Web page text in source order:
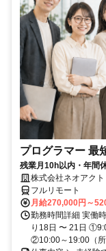
プログラマー 最
残業月10h以内・年間
株式会社ネオアクト
フルリモート
月給270,000円～
勤務時間詳細 実働
り18日 〜 21日
②10:00～19:00（所